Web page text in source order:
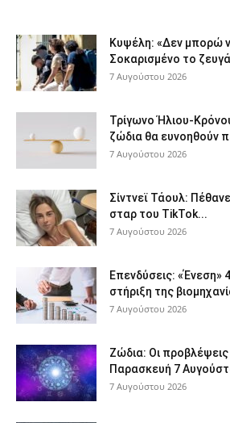
Κυψέλη: «Δεν μπορώ
Σοκαρισμένο το
7 Αυγούστου 2026
Τρίγωνο Ήλιου-
ζώδια θα ευνοηθούν
7 Αυγούστου 2026
Σίντνεϊ Τάουλ:
σταρ του TikTok...
7 Αυγούστου 2026
Επενδύσεις: «Ένεση»
στήριξη της
7 Αυγούστου 2026
Ζώδια: Οι προβλέψεις
Παρασκευή 7
7 Αυγούστου 2026